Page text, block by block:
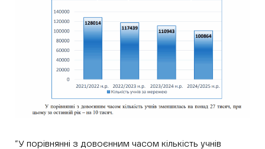
“У порівнянні з довоєнним часом кількість учнів